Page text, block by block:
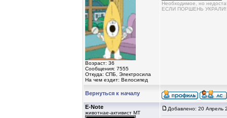
Возраст: 36
Сообщения: 7555
Откуда: СПБ, Электросила
На чем ездит: Велосипед
Необходимое, но
ЕСЛИ ПОРШЕНЬ
Вернуться к началу
E-Note
животнае-активист MT
Добавлено: 20 Апрель